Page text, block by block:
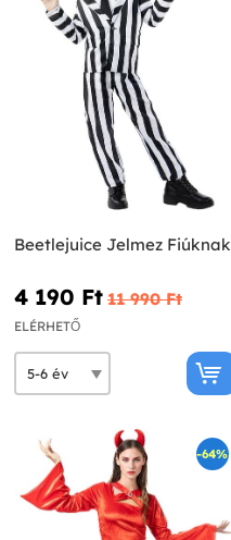
Beetlejuice Jelmez Fiúknak
4 190 Ft‎ 11 990 Ft‎
ELÉRHETŐ
-64%